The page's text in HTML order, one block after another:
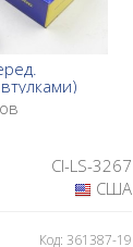
CI-LS-3267
США
Код: 361387-19